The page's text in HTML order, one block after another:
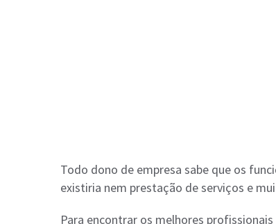
Todo dono de empresa sabe que os
existiria nem prestação de serviços e
Para encontrar os melhores